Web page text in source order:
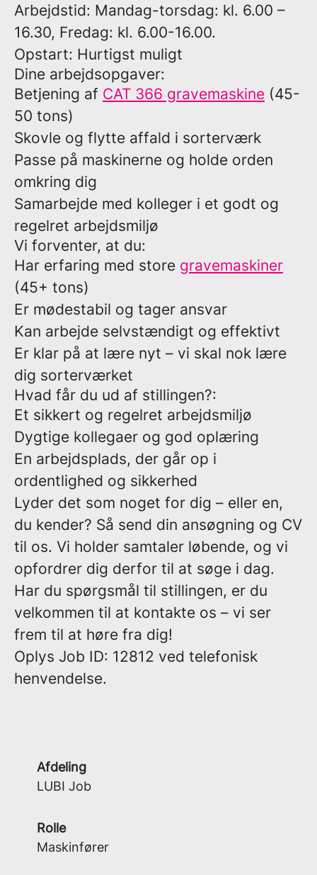
Arbejdstid: Mandag-torsdag: kl. 6.00 –
16.30, Fredag: kl. 6.00-16.00.
Opstart: Hurtigst muligt
Dine arbejdsopgaver:
Betjening af CAT 366 gravemaskine (45-
50 tons)
Skovle og flytte affald i sorterværk
Passe på maskinerne og holde orden
omkring dig
Samarbejde med kolleger i et godt og
regelret arbejdsmiljø
Vi forventer, at du:
Har erfaring med store gravemaskiner
(45+ tons)
Er mødestabil og tager ansvar
Kan arbejde selvstændigt og effektivt
Er klar på at lære nyt – vi skal nok lære
dig sorterværket
Hvad får du ud af stillingen?:
Et sikkert og regelret arbejdsmiljø
Dygtige kollegaer og god oplæring
En arbejdsplads, der går op i
ordentlighed og sikkerhed
Lyder det som noget for dig – eller en,
du kender? Så send din ansøgning og CV
til os. Vi holder samtaler løbende, og vi
opfordrer dig derfor til at søge i dag.
Har du spørgsmål til stillingen, er du
velkommen til at kontakte os – vi ser
frem til at høre fra dig!
Oplys Job ID: 12812 ved telefonisk
henvendelse.
Afdeling
LUBI Job
Rolle
Maskinfører